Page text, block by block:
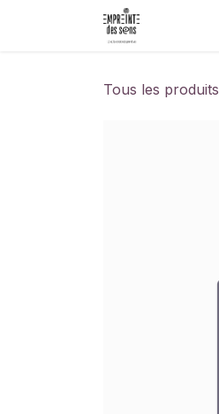
Se rendre au contenu
Tous les produits